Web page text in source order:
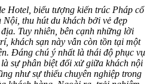
Hotel, biểu tượng kiến trúc Pháp cổ
thu hút du khách bởi vẻ đẹp
Tuy nhiên, bên cạnh những lời
khách sạn này vẫn còn tồn tại một
Đáng chú ý nhất là thái độ phục vụ
sự phân biệt đối xử giữa khách nội
như sự thiếu chuyên nghiệp trong